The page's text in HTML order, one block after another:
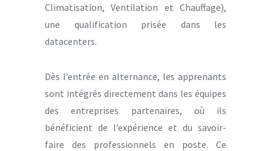
Climatisation, Ventilation et Chauffage),
une qualification prisée dans les
datacenters.
Dès l’entrée en alternance, les apprenants
sont intégrés directement dans les équipes
des entreprises partenaires, où ils
bénéficient de l’expérience et du savoir-
faire des professionnels en poste. Ce